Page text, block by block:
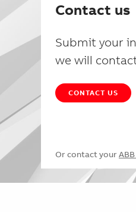
Contact us
Submit your
we will
CONTACT US
Or contact your